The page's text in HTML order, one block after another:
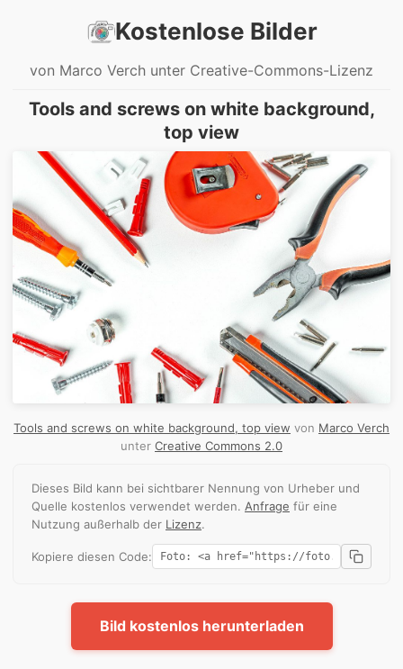
Kostenlose Bilder
von Marco Verch unter Creative-Commons-Lizenz
Tools and screws on white background,
top view
Tools and screws on white background, top view von Marco Verch
unter Creative Commons 2.0
Dieses Bild kann bei sichtbarer Nennung von Urheber und
Quelle kostenlos verwendet werden. Anfrage für eine
Nutzung außerhalb der Lizenz.
Kopiere diesen Code:
Bild kostenlos herunterladen